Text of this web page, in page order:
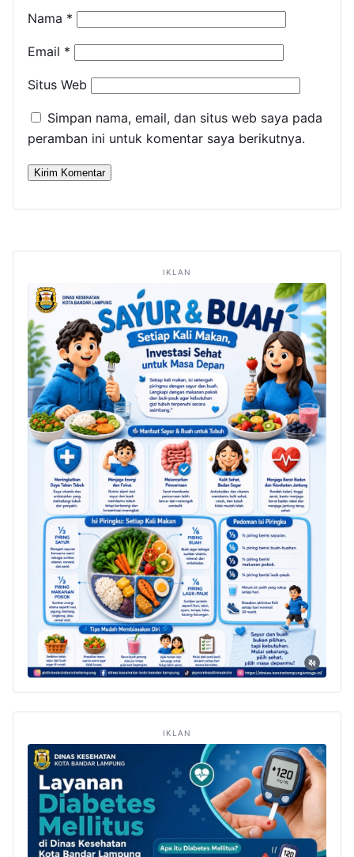
Nama *
Email *
Situs Web
Simpan nama, email, dan situs web saya pada
peramban ini untuk komentar saya berikutnya.
IKLAN
IKLAN